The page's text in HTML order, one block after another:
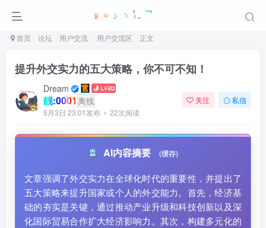
首页 论坛 用户交流 用户交流区 正文
提升外交实力的五大策略，你不可不知！
Dream
靓:0001 离线
5月3日 23:01发布 22次阅读
关注 私信
AI内容摘要 (缓存)
文章强调了外交实力在全球化时代的重要性，并提出了
五大策略来提升国家或个人的外交能力。首先，经济基
础的夯实是关键，通过推动产业升级和科技创新以及深
化国际贸易合作扩大经济影响力。其次，构建多元化的